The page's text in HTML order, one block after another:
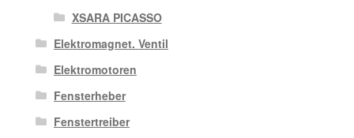
XSARA PICASSO
Elektromagnet. Ventil
Elektromotoren
Fensterheber
Fenstertreiber